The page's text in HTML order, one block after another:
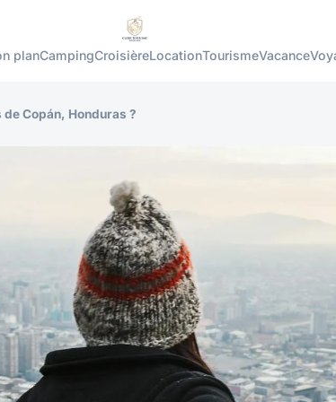
planCampingCroisièreLocationTourismeVacance
Copán, Honduras ?